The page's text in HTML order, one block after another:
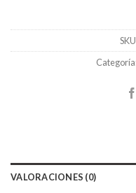
VALORACIONES (0)